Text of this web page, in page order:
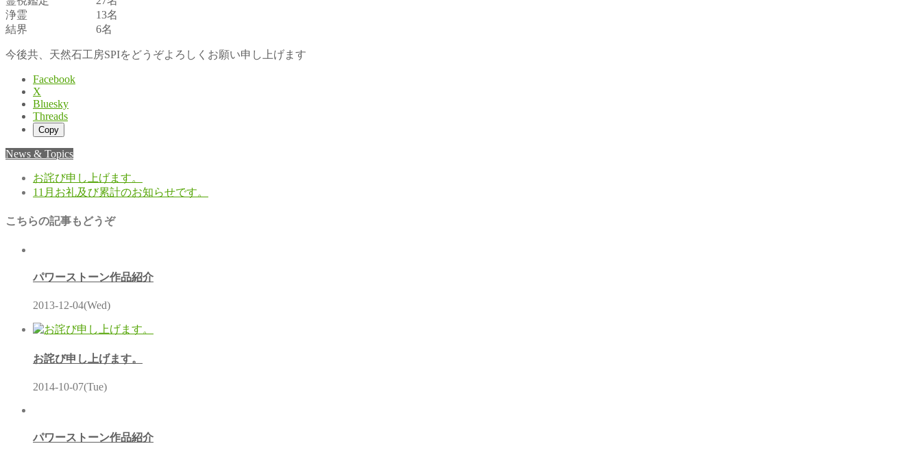
浄霊 13名
結界 6名
今後共、天然石工房SPIをどうぞよろしくお願い申し上げます
Facebook
X
Bluesky
Threads
Copy
News & Topics
お詫び申し上げます。
11月お礼及び累計のお知らせです。
こちらの記事もどうぞ
パワーストーン作品紹介
2013-12-04(Wed)
お詫び申し上げます。
2014-10-07(Tue)
パワーストーン作品紹介